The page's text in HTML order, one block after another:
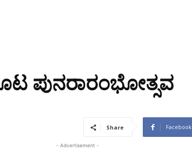
ಪುನರಾರಂಭೋತ್ಸವ
Share Facebook
- Advertisement -